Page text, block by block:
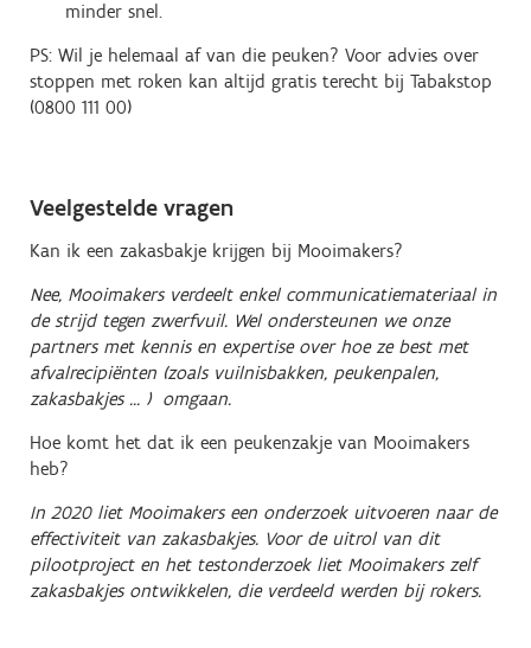
minder snel.
PS: Wil je helemaal af van die peuken? Voor advies over
stoppen met roken kan altijd gratis terecht bij Tabakstop
(0800 111 00)
Veelgestelde vragen
Kan ik een zakasbakje krijgen bij Mooimakers?
Nee, Mooimakers verdeelt enkel communicatiemateriaal in
de strijd tegen zwerfvuil. Wel ondersteunen we onze
partners met kennis en expertise over hoe ze best met
afvalrecipiënten (zoals vuilnisbakken, peukenpalen,
zakasbakjes ... ) omgaan.
Hoe komt het dat ik een peukenzakje van Mooimakers
heb?
In 2020 liet Mooimakers een onderzoek uitvoeren naar de
effectiviteit van zakasbakjes. Voor de uitrol van dit
pilootproject en het testonderzoek liet Mooimakers zelf
zakasbakjes ontwikkelen, die verdeeld werden bij rokers.